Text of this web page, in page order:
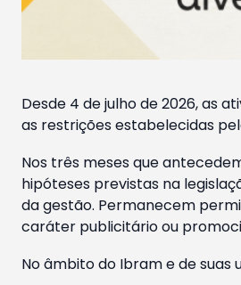
Desde 4 de julho de 2026, as
as restrições estabelecidas
Nos três meses que
hipóteses previstas na
da gestão. Permanecem
caráter publicitário ou
No âmbito do Ibram e de suas